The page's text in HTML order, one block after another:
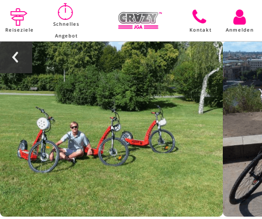
Reiseziele
Schnelles
Angebot
Kontakt Anmelden